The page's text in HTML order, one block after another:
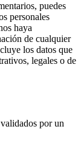
puedes
personales
haya
de cualquier
los datos que
legales o de
por un